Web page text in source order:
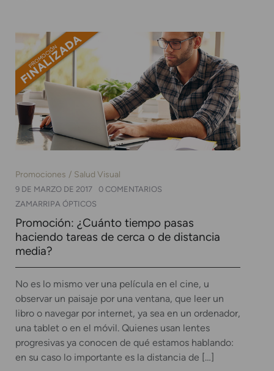
Promociones Salud Visual
9 DE MARZO DE 2017
0 COMENTARIOS
ZAMARRIPA ÓPTICOS
Promoción: ¿Cuánto tiempo pasas
haciendo tareas de cerca o de distancia
media?
No es lo mismo ver una película en el cine, u
observar un paisaje por una ventana, que leer un
libro o navegar por internet, ya sea en un ordenador,
una tablet o en el móvil. Quienes usan lentes
progresivas ya conocen de qué estamos hablando:
en su caso lo importante es la distancia de […]